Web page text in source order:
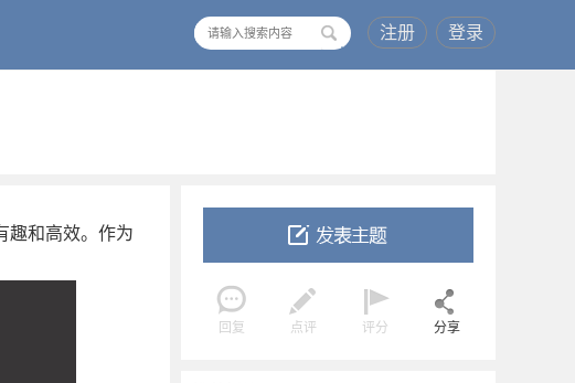
注册 登录
回复 点评 评分 分享
趣和高效。作为